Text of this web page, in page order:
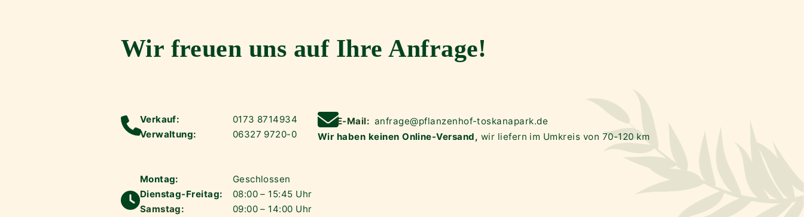
Wir freuen uns auf Ihre Anfrage!
Verkauf:
0173 8714934
Verwaltung:
06327 9720-0
Montag:
Geschlossen
Dienstag-Freitag:
08:00 – 15:45 Uhr
Samstag:
09:00 – 14:00 Uhr
E-Mail: anfrage@pflanzenhof-toskanapark.de
Wir haben keinen Online-Versand, wir liefern im Umkreis von 70-120 km